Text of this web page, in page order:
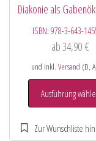
Diakonie als
ISBN:978-3-643-
ab34,90€
und inkl.Versand (D,
Ausführung